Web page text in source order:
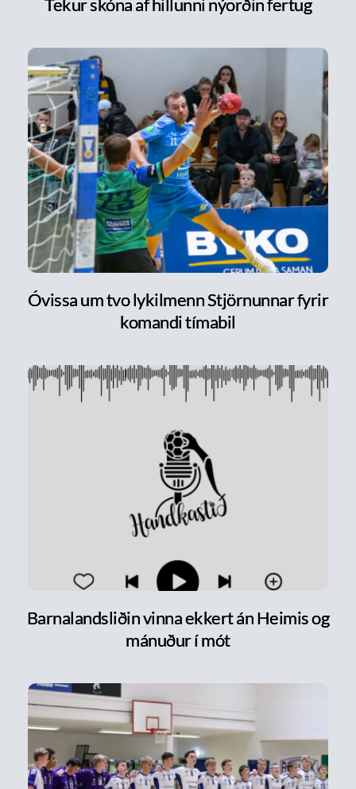
Óvissa um tvo lykilmenn Stjörnunnar fyrir
komandi tímabil
Barnalandsliðin vinna ekkert án Heimis og
mánuður í mót